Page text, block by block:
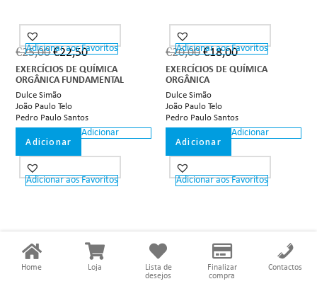
Adicionar aos Favoritos
€25,00 €22,50
EXERCÍCIOS DE QUÍMICA
ORGÂNICA FUNDAMENTAL
Dulce Simão
João Paulo Telo
Pedro Paulo Santos
Adicionar
Adicionar
Adicionar aos Favoritos
Adicionar aos Favoritos
€20,00 €18,00
EXERCÍCIOS DE QUÍMICA
ORGÂNICA
Dulce Simão
João Paulo Telo
Pedro Paulo Santos
Adicionar
Adicionar
Adicionar aos Favoritos
Home Loja
Lista de
desejos
Finalizar
compra
Contactos